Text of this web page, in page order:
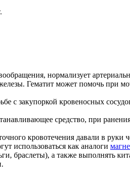
нормализует
Гематит может помочь при
с закупоркой кровеносных
средство, при
кровотечения давали в руки
использоваться как аналоги
браслеты), а также выполнять